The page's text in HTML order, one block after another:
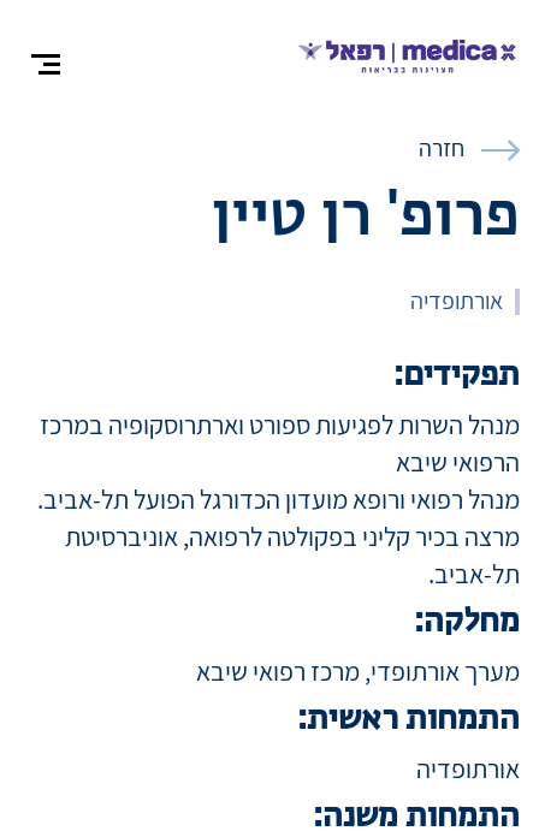
צרו
רופאים
חזרה
פרופ' רן טיין
אורתופדיה
תפקידים:
מנהל השרות לפגיעות ספורט וארתרוסקופיה במרכז
הרפואי שיבא
מנהל רפואי ורופא מועדון הכדורגל הפועל תל-אביב.
מרצה בכיר קליני בפקולטה לרפואה, אוניברסיטת
תל-אביב.
מחלקה:
מערך אורתופדי, מרכז רפואי שיבא
התמחות ראשית:
אורתופדיה
התמחות משנה: